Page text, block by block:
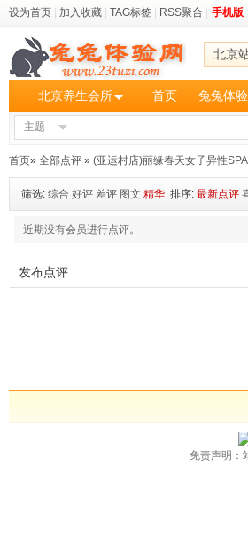
设为首页 加入收藏 TAG标签 RSS聚合 手机版
北京
北京养生会所 首页 兔兔体
主题
首页» 全部点评 » (亚运村店)丽缘春天女子异性
筛选: 综合 好评 差评 图文 精华 排序: 最新点评
近期没有会员进行点评。
发布点评
免责声明：